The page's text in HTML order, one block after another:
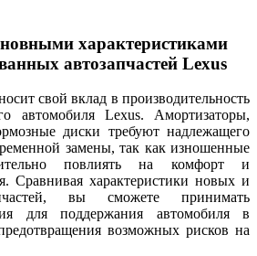
характеристиками
автозапчастей Lexus
свой вклад в производительность
автомобиля Lexus. Амортизаторы,
диски требуют надлежащего
замены, так как изношенные
повлиять на комфорт и
Сравнивая характеристики новых и
вы сможете принимать
для поддержания автомобиля в
возможных рисков на